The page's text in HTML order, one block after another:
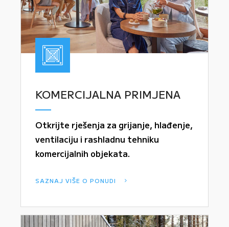
KOMERCIJALNA PRIMJENA
Otkrijte rješenja za grijanje, hlađenje,
ventilaciju i rashladnu tehniku
komercijalnih objekata.
SAZNAJ VIŠE O PONUDI